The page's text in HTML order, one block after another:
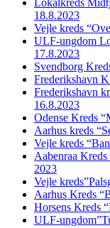
Lokalkreds
18.8.2023
Vejle kreds
ULF-ungdom
17.8.2023
Svendborg
Frederikshavn
Frederikshavn
16.8.2023
Odense Kreds
Aarhus kreds
Vejle kreds
Aabenraa
2023
Vejle
Aarhus Kreds
Horsens Kreds
ULF-